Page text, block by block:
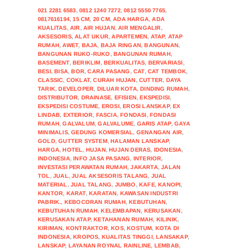
021 2281 6583,0812 1240 7272,0812 5550 7765,
0817616194,15 CM, 20 CM,ADA HARGA,ADA
KUALITAS,AIR,AIR HUJAN,AIR MENGALIR,
AKSESORIS,ALAT UKUR,APARTEMEN, ATAP, ATAP
RUMAH,AWET, BAJA, BAJA RINGAN,BANGUNAN,
BANGUNAN RUKO-RUKO ,BANGUNAN RUMAH,
BASEMENT,BERIKLIM,BERKUALITAS, BERVARIASI,
BESI,BISA,BOR,CARA PASANG ,CAT,CAT TEMBOK,
CLASSIC, COKLAT,CURAH HUJAN,CUTTER, DAYA
TARIK,DEVELOPER, DILUAR KOTA,DINDING RUMAH,
DISTRIBUTOR, DRAINASE, EFISIEN,EKSPEDISI,
EKSPEDISI COSTUME, EROSI,EROSI LANSKAP,EX
LINDAB, EXTERIOR, FASCIA,FONDASI,FONDASI
RUMAH,GALVALUM,GALVALUME, GARIS ATAP,GAYA
MINIMALIS,GEDUNG KOMERSIAL, GENANGAN AIR,
GOLD,GUTTER SYSTEM,HALAMAN LANSKAP,
HARGA,HOTEL, HUJAN,HUJAN DERAS, IDONESIA,
INDONESIA,INFO JASA PASANG, INTERIOR,
INVESTASI PERAWATAN RUMAH,JAKARTA,JALAN
TOL ,JUAL,JUAL AKSESORIS TALANG, JUAL
MATERIAL ,JUAL TALANG, JUMBO ,KAFE,KANOPI,
KANTOR, KARAT,KARATAN, KAWASAN INDUSTRI
PABRIK., KEBOCORAN RUMAH,KEBUTUHAN,
KEBUTUHAN RUMAH,KELEMBAPAN, KERUSAKAN,
KERUSAKAN ATAP,KETAHANAN RUMAH, KILINIK,
KIRIMAN, KONTRAKTOR,KOS,KOSTUM, KOTA DI
INDONESIA,KROPOS, KUALITAS TINGGI,LANSAKAP,
LANSKAP, LAYANAN ROYNAL RAINLINE, LEMBAB,